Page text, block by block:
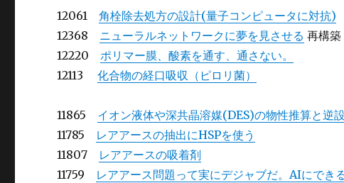
12061角栓除去処方の設計(量子コンピュータに対抗)
12368 ニューラルネットワークに夢を見させる 再構築
12220ポリマー膜、酸素を通す、通さない。
12113化合物の経口吸収（ピロリ菌）
11865 イオン液体や深共晶溶媒(DES)の物性推算と逆
11785 レアアースの抽出にHSPを使う
11807 レアアースの吸着剤
11759 レアアース問題って実にデジャブだ。AIにでき